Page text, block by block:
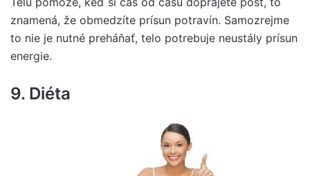
znamená, že obmedzíte prísun potravín. Samozrejme
to nie je nutné preháňať, telo potrebuje neustály prísun
energie.
9. Diéta